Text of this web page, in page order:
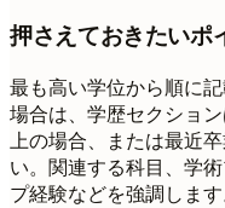
押さえておきたいポ
最も高い学位から順に
場合は、学歴セクショ
上の場合、または最近
い。関連する科目、学
プ経験などを強調します